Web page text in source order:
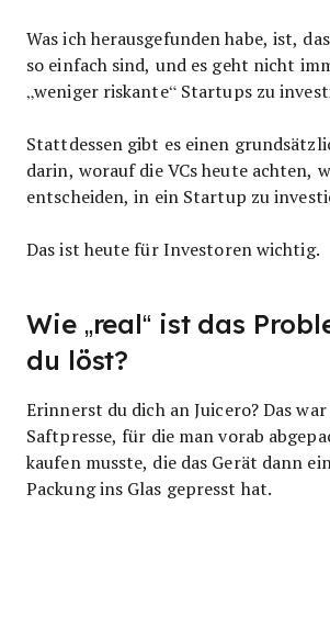
Was ich herausgefunden habe, ist,
so einfach sind, und es geht nicht
„weniger riskante“ Startups zu
Stattdessen gibt es einen
darin, worauf die VCs heute achten,
entscheiden, in ein Startup zu
Das ist heute für Investoren wichtig.
Wie „real“ ist das
du löst?
Erinnerst du dich an Juicero? Das
Saftpresse, für die man vorab
kaufen musste, die das Gerät dann
Packung ins Glas gepresst hat.